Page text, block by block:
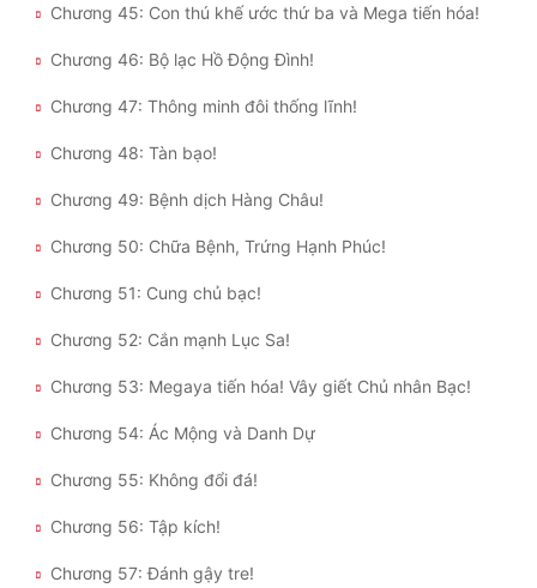
Chương 45: Con thú khế ước thứ ba và Mega tiến hóa!
Chương 46: Bộ lạc Hồ Động Đình!
Chương 47: Thông minh đôi thống lĩnh!
Chương 48: Tàn bạo!
Chương 49: Bệnh dịch Hàng Châu!
Chương 50: Chữa Bệnh, Trứng Hạnh Phúc!
Chương 51: Cung chủ bạc!
Chương 52: Cắn mạnh Lục Sa!
Chương 53: Megaya tiến hóa! Vây giết Chủ nhân Bạc!
Chương 54: Ác Mộng và Danh Dự
Chương 55: Không đổi đá!
Chương 56: Tập kích!
Chương 57: Đánh gậy tre!